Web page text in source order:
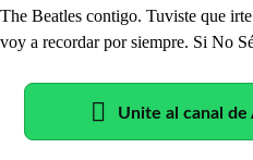
The Beatles contigo. Tuviste que
voy a recordar por siempre. Si No
Unite al canal